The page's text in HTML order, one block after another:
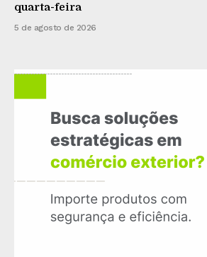
quarta-feira
5 de agosto de 2026